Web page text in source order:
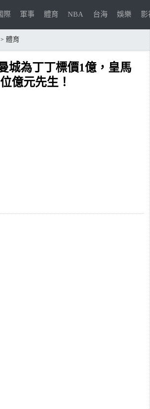
際 軍事 體育 NBA 台海 娛樂 影
> 體育
城為丁丁標價1億，皇馬
億元先生！